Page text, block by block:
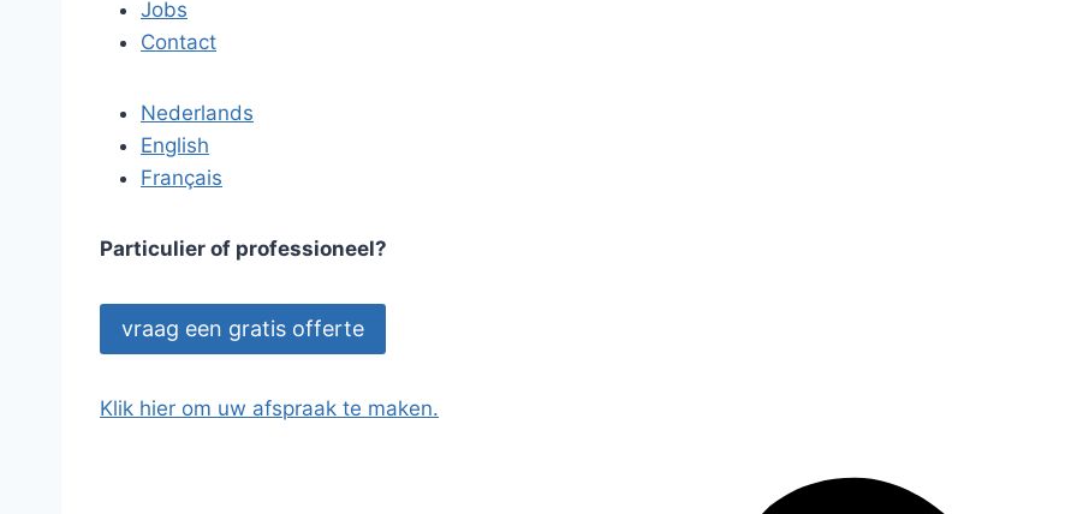
Jobs
Contact
Nederlands
English
Français
Particulier of professioneel?
vraag een gratis offerte
Klik hier om uw afspraak te maken.